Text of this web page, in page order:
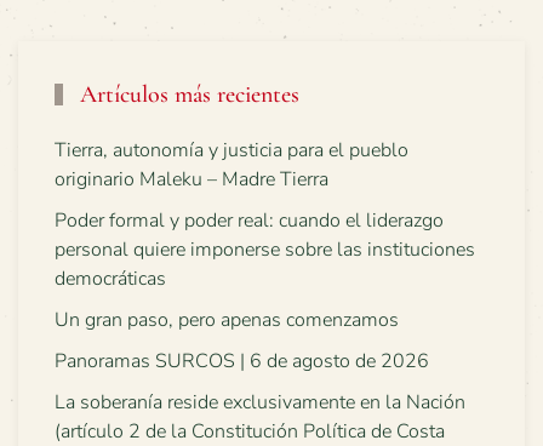
Artículos más recientes
Tierra, autonomía y justicia para el pueblo
originario Maleku – Madre Tierra
Poder formal y poder real: cuando el liderazgo
personal quiere imponerse sobre las instituciones
democráticas
Un gran paso, pero apenas comenzamos
Panoramas SURCOS | 6 de agosto de 2026
La soberanía reside exclusivamente en la Nación
(artículo 2 de la Constitución Política de Costa